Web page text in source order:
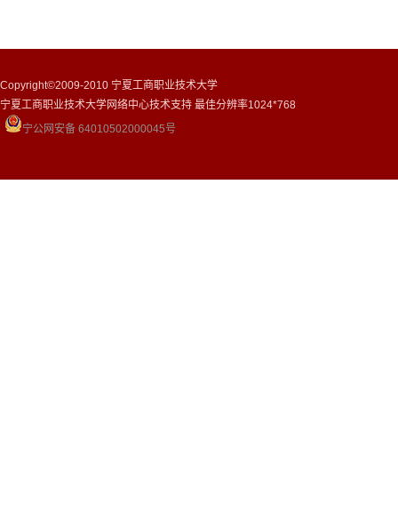
Copyright©2009-2010 宁夏工商职业技术大学
宁夏工商职业技术大学网络中心技术支持 最佳分辨率1024*768
宁公网安备 64010502000045号